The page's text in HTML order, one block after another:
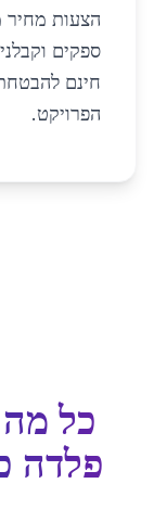
הצעות מחיר
ספקים
חינם
הפרויקט.
כל
פלדה